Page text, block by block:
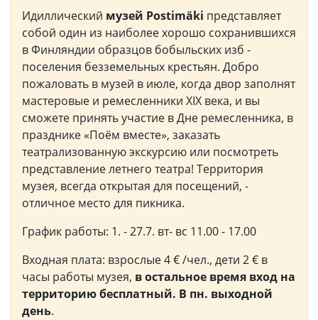
Идиллический музей Postimäki представляет
собой один из наиболее хорошо сохранившихся
в Финляндии образцов бобыльских изб -
поселения безземельных крестьян. Добро
пожаловать в музей в июле, когда двор заполнят
мастеровые и ремесленники XIX века, и вы
сможете принять участие в Дне ремесленника, в
празднике «Поём вместе», заказать
театрализованную экскурсию или посмотреть
представление летнего театра! Территория
музея, всегда открытая для посещений, -
отличное место для пикника.
График работы: 1. - 27.7. вт- вс 11.00 - 17.00
Входная плата: взрослые 4 € /чел., дети 2 € в
часы работы музея, в остальное время вход на
территорию бесплатный. В пн. выходной
день.